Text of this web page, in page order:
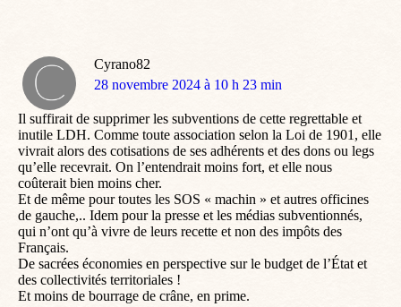
Cyrano82
dit
28 novembre 2024 à 10 h 23 min
Il suffirait de supprimer les subventions de cette regrettable et
inutile LDH. Comme toute association selon la Loi de 1901, elle
vivrait alors des cotisations de ses adhérents et des dons ou legs
qu’elle recevrait. On l’entendrait moins fort, et elle nous
coûterait bien moins cher.
Et de même pour toutes les SOS « machin » et autres officines
de gauche,.. Idem pour la presse et les médias subventionnés,
qui n’ont qu’à vivre de leurs recette et non des impôts des
Français.
De sacrées économies en perspective sur le budget de l’État et
des collectivités territoriales !
Et moins de bourrage de crâne, en prime.